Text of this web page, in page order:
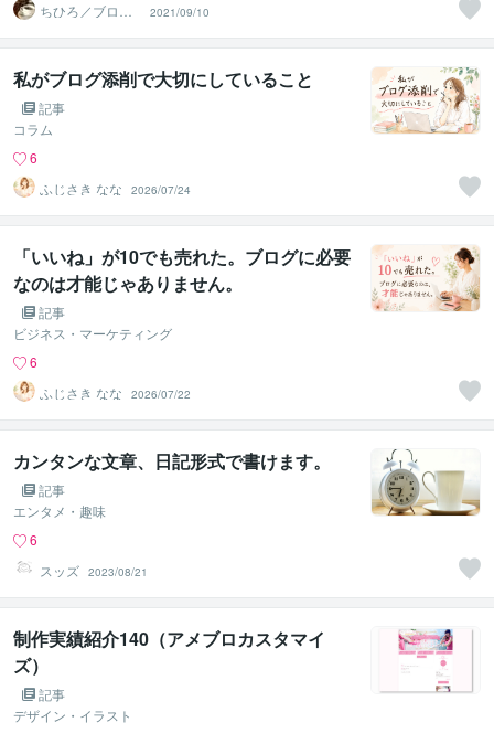
ちひろ／ブログ
にもサンプルあ
ります
2021/09/10
私がブログ添削で大切にしていること
記事
コラム
6
ふじさき なな
2026/07/24
「いいね」が10でも売れた。ブログに必要
なのは才能じゃありません。
記事
ビジネス・マーケティング
6
ふじさき なな
2026/07/22
カンタンな文章、日記形式で書けます。
記事
エンタメ・趣味
6
スッズ 2023/08/21
制作実績紹介140（アメブロカスタマイ
ズ）
記事
デザイン・イラスト